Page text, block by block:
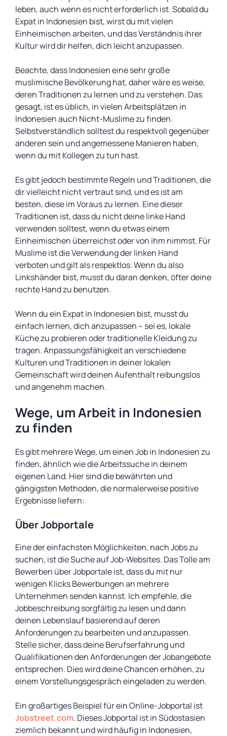
leben, auch wenn es nicht erforderlich ist. Sobald du
Expat in Indonesien bist, wirst du mit vielen
Einheimischen arbeiten, und das Verständnis ihrer
Kultur wird dir helfen, dich leicht anzupassen.
Beachte, dass Indonesien eine sehr große
muslimische Bevölkerung hat, daher wäre es weise,
deren Traditionen zu lernen und zu verstehen. Das
gesagt, ist es üblich, in vielen Arbeitsplätzen in
Indonesien auch Nicht-Muslime zu finden.
Selbstverständlich solltest du respektvoll gegenüber
anderen sein und angemessene Manieren haben,
wenn du mit Kollegen zu tun hast.
Es gibt jedoch bestimmte Regeln und Traditionen, die
dir vielleicht nicht vertraut sind, und es ist am
besten, diese im Voraus zu lernen. Eine dieser
Traditionen ist, dass du nicht deine linke Hand
verwenden solltest, wenn du etwas einem
Einheimischen überreichst oder von ihm nimmst. Für
Muslime ist die Verwendung der linken Hand
verboten und gilt als respektlos. Wenn du also
Linkshänder bist, musst du daran denken, öfter deine
rechte Hand zu benutzen.
Wenn du ein Expat in Indonesien bist, musst du
einfach lernen, dich anzupassen – sei es, lokale
Küche zu probieren oder traditionelle Kleidung zu
tragen. Anpassungsfähigkeit an verschiedene
Kulturen und Traditionen in deiner lokalen
Gemeinschaft wird deinen Aufenthalt reibungslos
und angenehm machen.
Wege, um Arbeit in Indonesien
zu finden
Es gibt mehrere Wege, um einen Job in Indonesien zu
finden, ähnlich wie die Arbeitssuche in deinem
eigenen Land. Hier sind die bewährten und
gängigsten Methoden, die normalerweise positive
Ergebnisse liefern:
Über Jobportale
Eine der einfachsten Möglichkeiten, nach Jobs zu
suchen, ist die Suche auf Job-Websites. Das Tolle am
Bewerben über Jobportale ist, dass du mit nur
wenigen Klicks Bewerbungen an mehrere
Unternehmen senden kannst. Ich empfehle, die
Jobbeschreibung sorgfältig zu lesen und dann
deinen Lebenslauf basierend auf deren
Anforderungen zu bearbeiten und anzupassen.
Stelle sicher, dass deine Berufserfahrung und
Qualifikationen den Anforderungen der Jobangebote
entsprechen. Dies wird deine Chancen erhöhen, zu
einem Vorstellungsgespräch eingeladen zu werden.
Ein großartiges Beispiel für ein Online-Jobportal ist
Jobstreet.com. Dieses Jobportal ist in Südostasien
ziemlich bekannt und wird häufig in Indonesien,